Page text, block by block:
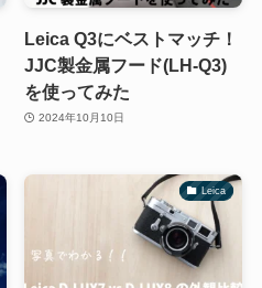
Leica Q3にベストマッチ！
JJC製金属フード(LH-Q3)
を使ってみた
2024年10月10日
Leica